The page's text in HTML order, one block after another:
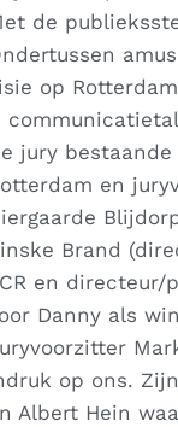
de
op
jury
en
Brand
en directeur/
Danny als
op ons.
Albert Hein